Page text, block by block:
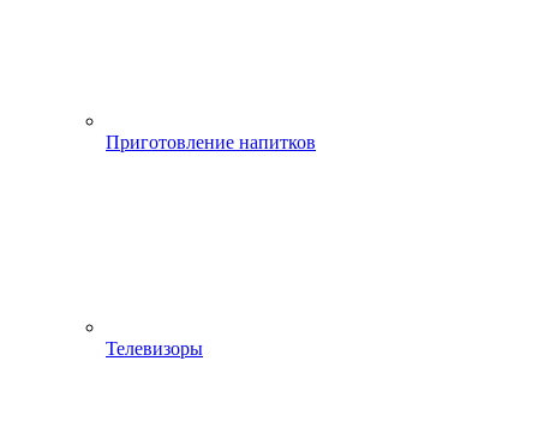
Приготовление напитков
Телевизоры